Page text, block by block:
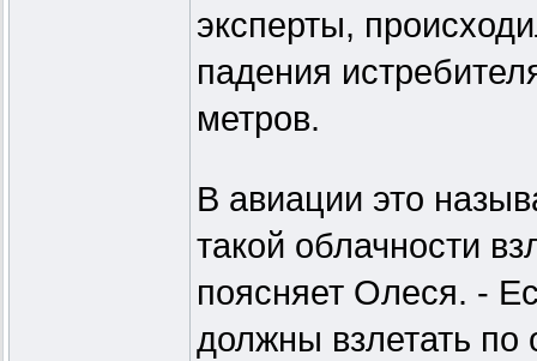
эксперты,
падения
метров.
В авиации это
такой облачности
поясняет Олеся. -
должны взлетать